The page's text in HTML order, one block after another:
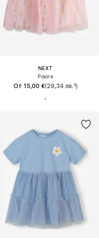
NEXT
Рокля
От 15,00 €(29,34 лв.³)